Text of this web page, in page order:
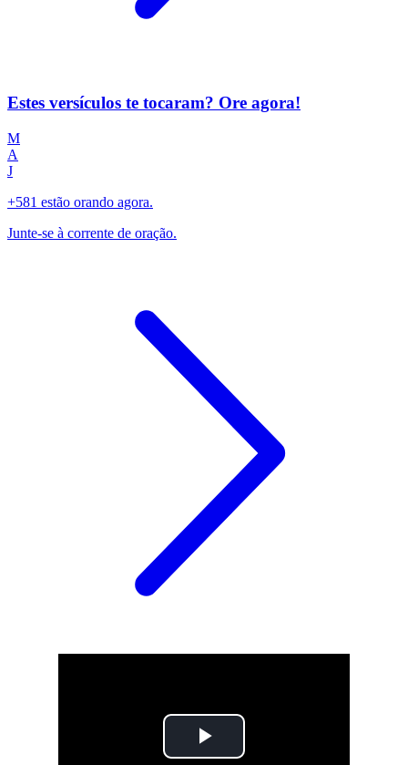
Estes versículos te tocaram? Ore agora!
M
A
J
+581 estão orando agora.
Junte-se à corrente de oração.